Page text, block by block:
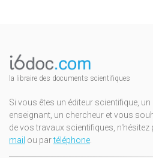
la libraire des documents scientifiques
Si vous êtes un éditeur scientifique,
enseignant, un chercheur et vous
de vos travaux scientifiques,
mail ou partéléphone.